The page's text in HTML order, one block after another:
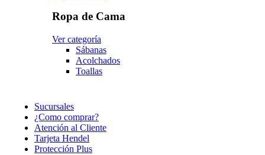
Ropa de Cama
Ver categoría
Sábanas
Acolchados
Toallas
Sucursales
¿Como comprar?
Atención al Cliente
Tarjeta Hendel
Protección Plus